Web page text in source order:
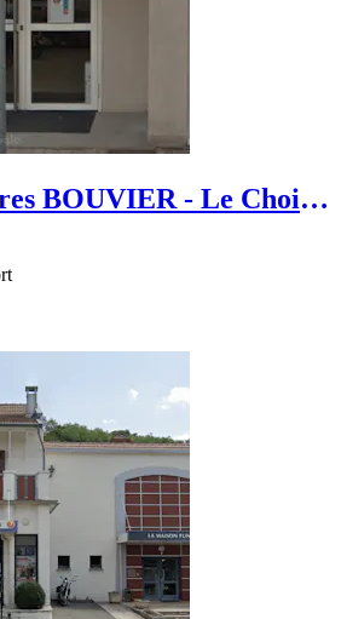
BOUVIER - Le Choix